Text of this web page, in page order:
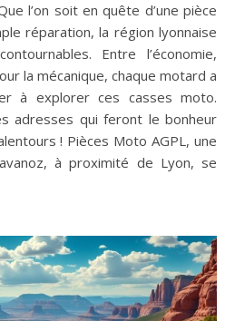
l’on soit en quête d’une pièce
réparation, la région lyonnaise
Entre l’économie,
la mécanique, chaque motard a
à explorer ces casses moto.
adresses qui feront le bonheur
! Pièces Moto AGPL, une
à proximité de Lyon, se